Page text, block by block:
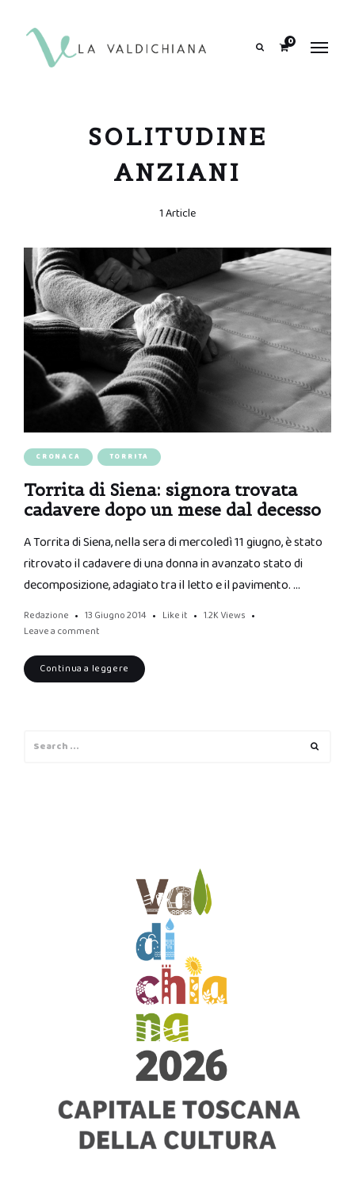
0
SOLITUDINE
ANZIANI
1 Article
CRONACA TORRITA
Torrita di Siena: signora trovata
cadavere dopo un mese dal decesso
A Torrita di Siena, nella sera di mercoledì 11 giugno, è stato
ritrovato il cadavere di una donna in avanzato stato di
decomposizione, adagiato tra il letto e il pavimento. …
Redazione 13 Giugno 2014 Like it 1.2K Views
Leave a comment
Continua a leggere
for: